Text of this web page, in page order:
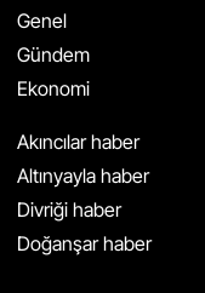
Genel
Gündem
Ekonomi
Akıncılar haber
Altınyayla haber
Divriği haber
Doğanşar haber